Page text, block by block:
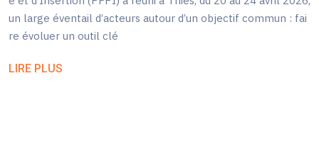
un large éventail d’acteurs autour d’un objectif commun : fai
re évoluer un outil clé
LIRE PLUS